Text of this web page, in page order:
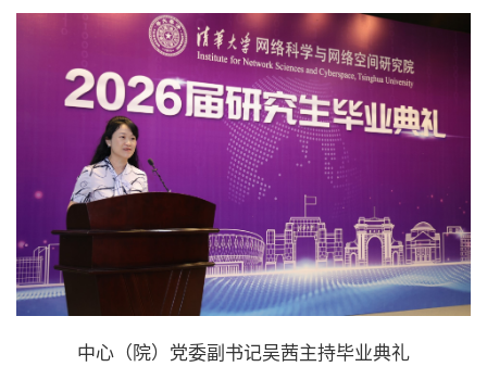
中心（院）党委副书记吴茜主持毕业典礼